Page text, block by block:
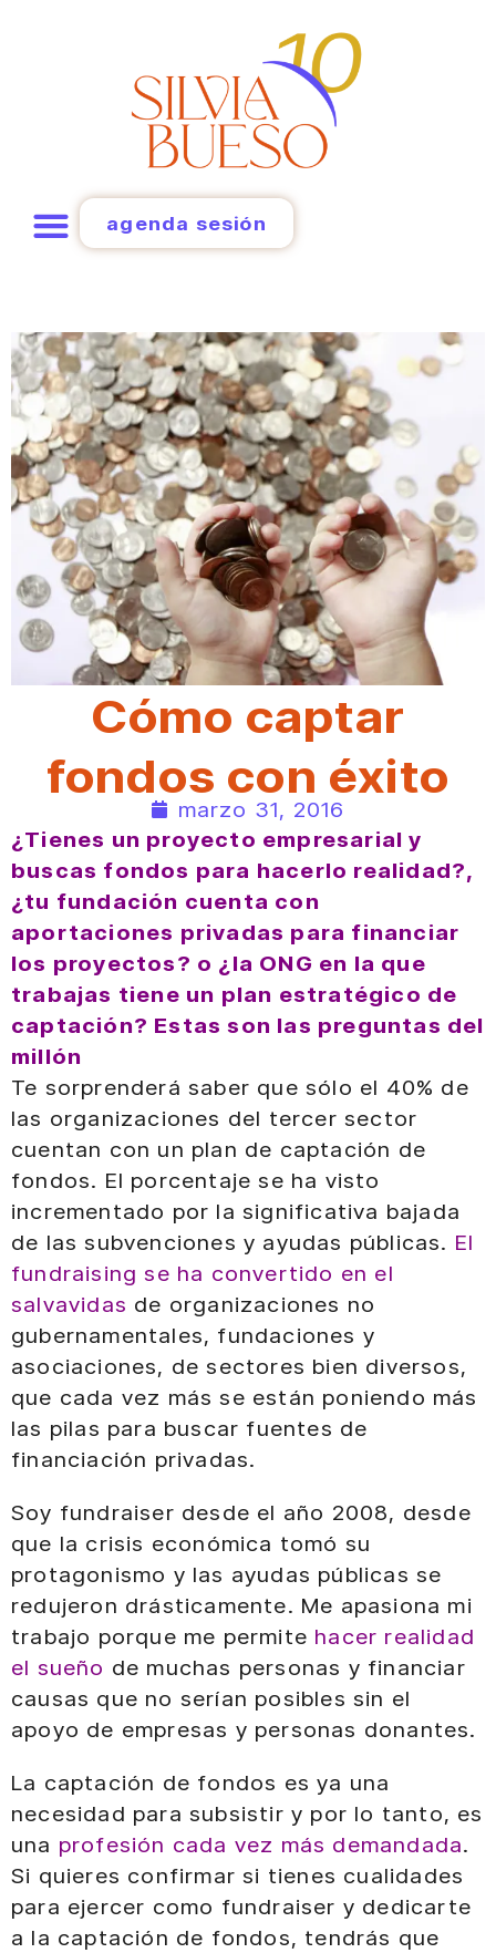
agenda sesión
Cómo captar
fondos con éxito
marzo 31, 2016
¿Tienes un proyecto empresarial y
buscas fondos para hacerlo realidad?,
¿tu fundación cuenta con
aportaciones privadas para financiar
los proyectos? o ¿la ONG en la que
trabajas tiene un plan estratégico de
captación? Estas son las preguntas del
millón
Te sorprenderá saber que sólo el 40% de
las organizaciones del tercer sector
cuentan con un plan de captación de
fondos. El porcentaje se ha visto
incrementado por la significativa bajada
de las subvenciones y ayudas públicas. El
fundraising se ha convertido en el
salvavidas de organizaciones no
gubernamentales, fundaciones y
asociaciones, de sectores bien diversos,
que cada vez más se están poniendo más
las pilas para buscar fuentes de
financiación privadas.
Soy fundraiser desde el año 2008, desde
que la crisis económica tomó su
protagonismo y las ayudas públicas se
redujeron drásticamente. Me apasiona mi
trabajo porque me permite hacer realidad
el sueño de muchas personas y financiar
causas que no serían posibles sin el
apoyo de empresas y personas donantes.
La captación de fondos es ya una
necesidad para subsistir y por lo tanto, es
una profesión cada vez más demandada.
Si quieres confirmar si tienes cualidades
para ejercer como fundraiser y dedicarte
a la captación de fondos, tendrás que